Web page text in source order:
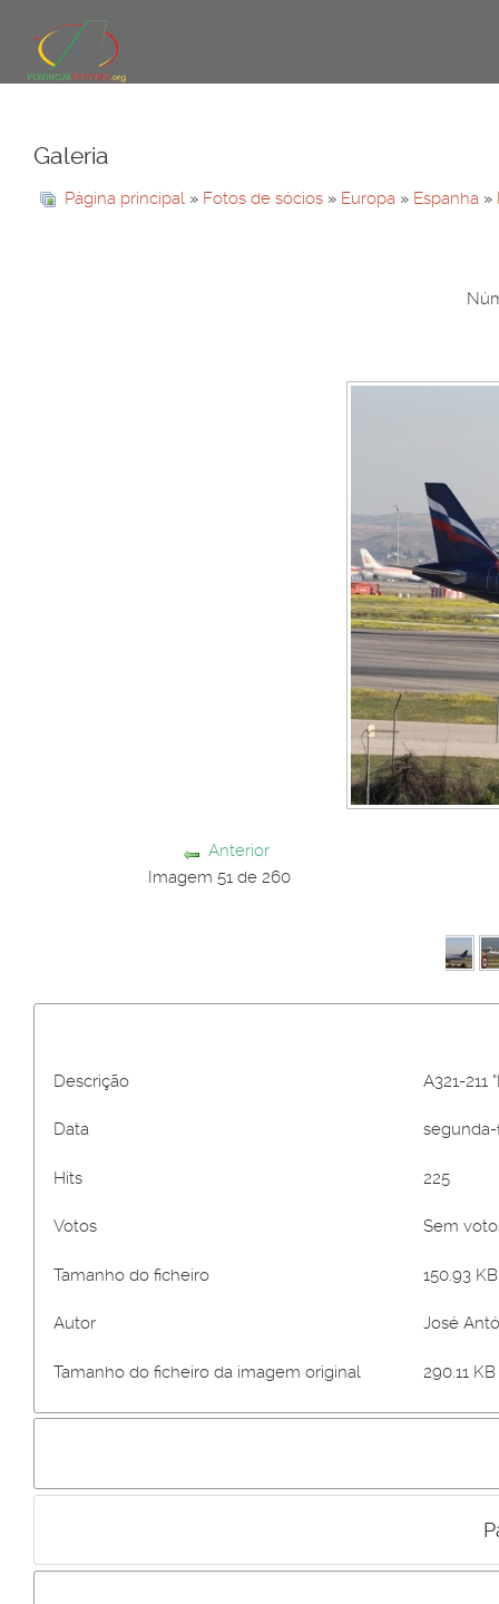
Galeria
Página principal » Fotos de sócios » Europa » Espanha »
Anterior
Imagem 51 de 260
Descrição A321-211
Data segunda-
Hits 225
Votos Sem
Tamanho do ficheiro 150.93
Autor José
Tamanho do ficheiro da imagem original 290.11
Incluir imagem :